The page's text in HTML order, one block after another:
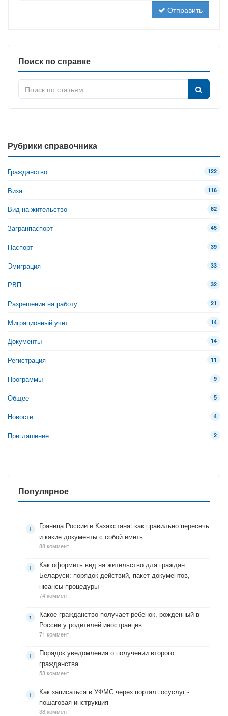
Отправить
Поиск по справке
Рубрики справочника
Гражданство 122
Виза 116
Вид на жительство 82
Загранпаспорт 45
Паспорт 39
Эмиграция 33
РВП 32
Разрешение на работу 21
Миграционный учет 14
Документы 14
Регистрация 11
Программы 9
Общее 5
Новости 4
Приглашение 2
Популярное
Граница России и Казахстана: как правильно пересечь
и какие документы с собой иметь
88 коммент.
Как оформить вид на жительство для граждан
Беларуси: порядок действий, пакет документов,
нюансы процедуры
74 коммент.
Какое гражданство получает ребенок, рожденный в
России у родителей иностранцев
71 коммент.
Порядок уведомления о получении второго
гражданства
53 коммент.
Как записаться в УФМС через портал госуслуг -
пошаговая инструкция
38 коммент.